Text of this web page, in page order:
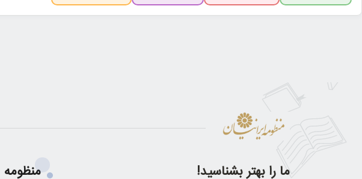
ما را بهتر بشناسید! منظومه